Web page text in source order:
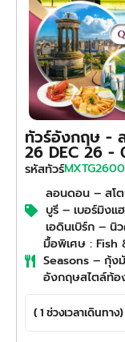
ทัวร์อังกฤษ -
26 DEC 26 -
รหัสทัวร์
ลอนดอน – สโต
บูรี – เบอร์มิงแ
เอดินเบิร์ก – นิ
มื้อพิเศษ : Fish
Seasons – กุ้ง
อังกฤษสไตล์ท้อ
( 1 ช่วงเวลาเดินทาง)